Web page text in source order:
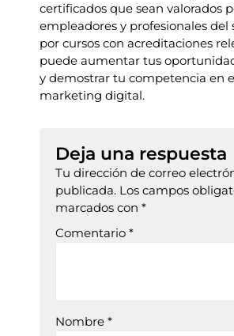
certificados que sean valorados
empleadores y profesionales del
por cursos con acreditaciones
puede aumentar tus
y demostrar tu competencia en
marketing digital.
Deja una respuesta
Tu dirección de correo
publicada. Los campos
marcados con *
Comentario *
Nombre *